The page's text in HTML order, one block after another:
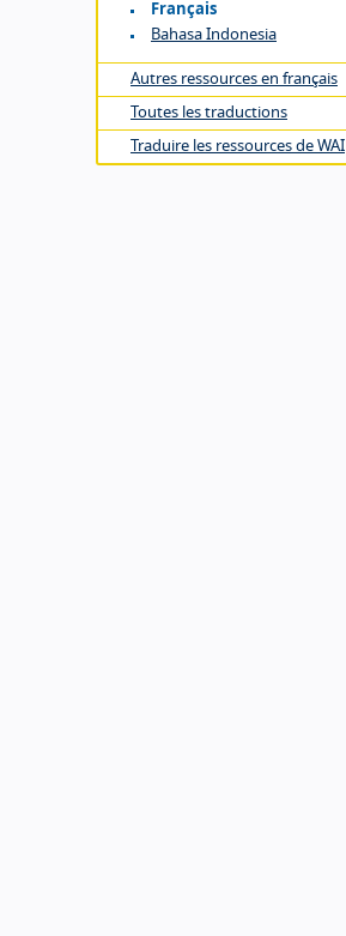
Français
Bahasa Indonesia
Autres ressources en français
Toutes les traductions
Traduire les ressources de WAI